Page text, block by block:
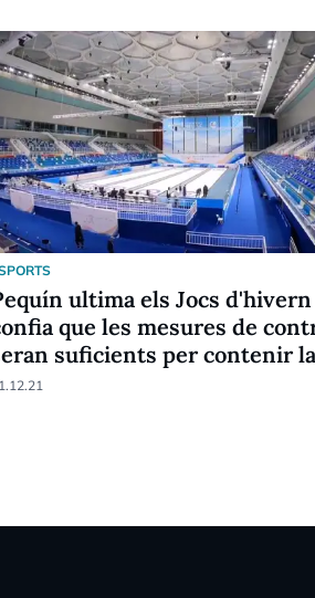
ultima els Jocs
que les mesures de
suficients per contenir la
Omicron